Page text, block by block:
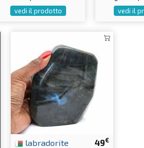
vedi il prodotto vedi il
49€
labradorite